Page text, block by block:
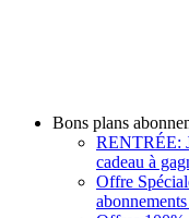
Bons plans
RENTRÉE:
cadeau à
Offre